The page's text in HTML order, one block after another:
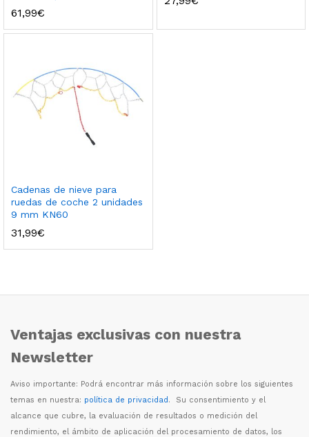
61,99€
Cadenas de nieve para
ruedas de coche 2 unidades
9 mm KN60
31,99€
Ventajas exclusivas con nuestra
Newsletter
Aviso importante: Podrá encontrar más información sobre los siguientes
temas en nuestra: política de privacidad. Su consentimiento y el
alcance que cubre, la evaluación de resultados o medición del
rendimiento, el ámbito de aplicación del procesamiento de datos, los